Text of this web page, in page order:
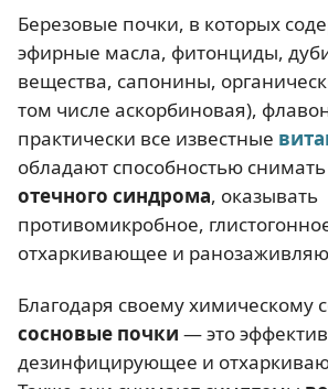
Березовые почки, в которых
эфирные масла, фитонциды,
вещества, сапонины,
том числе аскорбиновая),
практически все известные
обладают способностью
отечного синдрома, оказывать
противомикробное,
отхаркивающее и
Благодаря своему химическому
сосновые почки — это
дезинфицирующее и